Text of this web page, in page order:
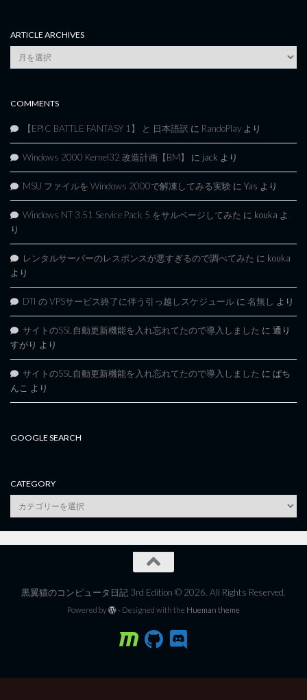
ARTICLE ARCHIVES
Article
Archives
COMMENTS
【EPIC BATTLE FANTASY 1】 と 日本語訳 に RandoPlay より
Windows 2000 Kernel32 改造計画【BM】 に jack より
MSU ファイルを Windows 2000で解凍してみる実験 に Yas より
Windows NT 3.51 Service Pack 5 をサルベージしてみた に kouka よ
り
レンタルサーバーのレスポンスが悪すぎるので調べてみた に kouka
より
DTI の VPSサービス終了に伴う引っ越しスケジュール に 名無し より
サイトのSSL自動更新機能を入れ忘れてたので導入しました に 通り
すがり より
サイトのSSL自動更新機能を入れ忘れてたので導入しました に ぱち
んこ より
GOOGLE SEARCH
CATEGORY
category
黒翼猫のコンピュータ日記 3rd Edition © 2026. All Rights Reserved.
Powered by - Designed with the Hueman theme